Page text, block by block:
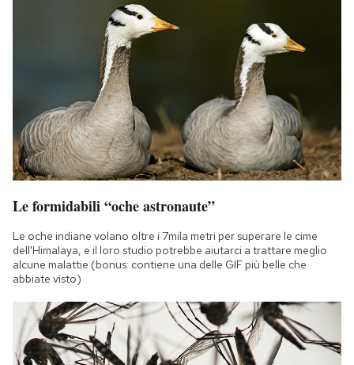
Le formidabili “oche astronaute”
Le oche indiane volano oltre i 7mila metri per superare le cime
dell'Himalaya, e il loro studio potrebbe aiutarci a trattare meglio
alcune malattie (bonus: contiene una delle GIF più belle che
abbiate visto)